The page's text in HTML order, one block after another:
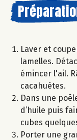
Laver et
lamelles.
émincer l'ail.
cacahuètes.
Dans une
d’huile puis
cubes
Porter une